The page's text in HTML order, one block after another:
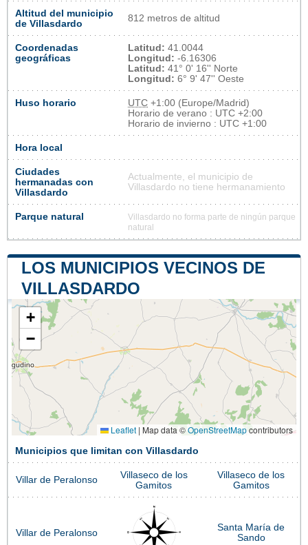
Altitud del municipio
de Villasdardo
812 metros de altitud
Coordenadas
geográficas
Latitud: 41.0044
Longitud: -6.16306
Latitud: 41° 0' 16'' Norte
Longitud: 6° 9' 47'' Oeste
Huso horario UTC +1:00 (Europe/Madrid)
Horario de verano : UTC +2:00
Horario de invierno : UTC +1:00
Hora local
Ciudades
hermanadas con
Villasdardo
Actualmente, el municipio de
Villasdardo no tiene hermanamiento
Parque natural
Villasdardo no forma parte de ningún parque
natural
LOS MUNICIPIOS VECINOS DE
VILLASDARDO
+
−
Leaflet | Map data ©OpenStreetMapcontributors
Municipios que limitan con Villasdardo
Villar de Peralonso
Villaseco de los
Gamitos
Villaseco de los
Gamitos
Villar de Peralonso
Santa María de
Sando